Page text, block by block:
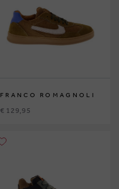
FRANCO ROMAGNOLI
€ 129,95